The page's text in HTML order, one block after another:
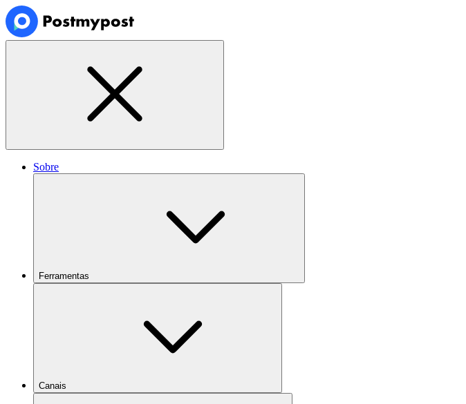
Sobre
Ferramentas
Canais